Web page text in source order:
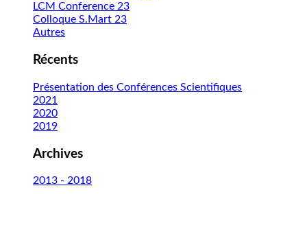
LCM Conference 23
Colloque S.Mart 23
Autres
Récents
Présentation des Conférences Scientifiques
2021
2020
2019
Archives
2013 - 2018